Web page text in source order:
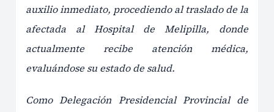
auxilio inmediato, procediendo al traslado de la
afectada al Hospital de Melipilla, donde
actualmente recibe atención médica,
evaluándose su estado de salud.
Como Delegación Presidencial Provincial de